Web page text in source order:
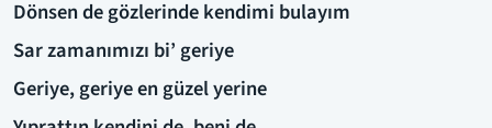
Dönsen de gözlerinde kendimi bulayım
Sar zamanımızı bi’ geriye
Geriye, geriye en güzel yerine